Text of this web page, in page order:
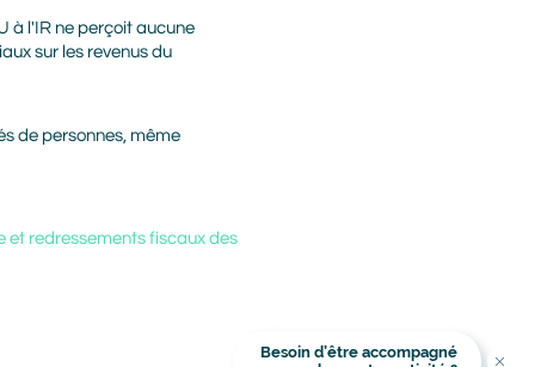
à l'IR ne perçoit aucune
sur les revenus du
de personnes, même
et redressements fiscaux des
Titre
Besoin d’être accompagné